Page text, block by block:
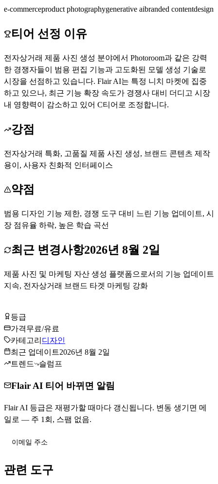
e-commerceproduct photographygenerative aibranded contentdesign
티어 선정 이유
전자상거래 제품 사진 생성 분야에서 Photoroom과 같은 강력
한 경쟁자들이 범용 편집 기능과 고도화된 모델 생성 기술로
시장을 선점하고 있습니다. Flair AI는 특정 니치 마켓에 집중
하고 있으나, 최근 기능 확장 속도가 경쟁사 대비 더디고 시장
내 영향력이 감소하고 있어 C티어로 조정합니다.
강점
전자상거래 특화, 고품질 제품 사진 생성, 브랜드 콘텐츠 제작
용이, 사용자 친화적 인터페이스
약점
범용 디자인 기능 제한, 경쟁 도구 대비 느린 기능 업데이트, 시
장 점유율 하락, 높은 학습 곡선
최근 변경사항2026년 8월 2일
제품 사진 및 마케팅 자산 생성 플랫폼으로서의 기능 업데이트
지속, 전자상거래 브랜드 타겟 마케팅 강화
등급
가격무료/유료
카테고리 디자인
최근 업데이트2026년 8월 2일
트렌드
슬럼프
Flair AI 티어 바뀌면 알림
Flair AI 등급은 재평가할 때마다 갱신됩니다. 변동 생기면 메
일로 — 주 1회, 스팸 없음.
관련 도구